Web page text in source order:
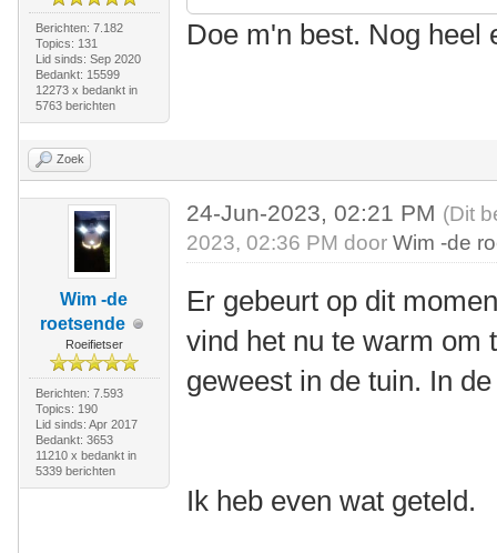
Berichten: 7.182
Topics: 131
Lid sinds: Sep 2020
Bedankt: 15599
12273 x bedankt in
5763 berichten
Doe m'n best. Nog
Zoek
Wim -de
roetsende
Roeifietser
Berichten: 7.593
Topics: 190
Lid sinds: Apr 2017
Bedankt: 3653
11210 x bedankt in
5339 berichten
24-Jun-2023, 02:21 PM (Dit
2023, 02:36 PM doorWim -de
Er gebeurt op dit
vind het nu te warm om
geweest in de tuin. In
Ik heb even wat geteld.